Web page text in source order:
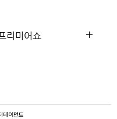
리미어쇼
테이먼트​